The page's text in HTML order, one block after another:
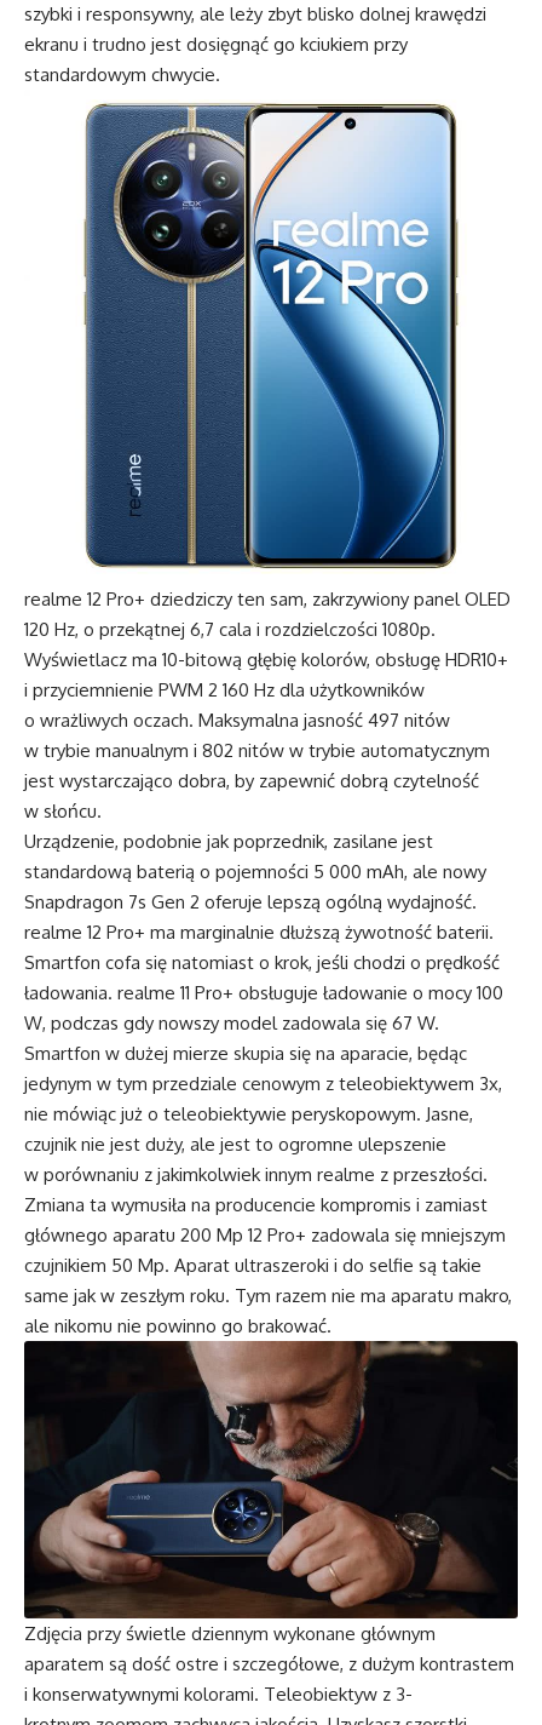
szybki i responsywny, ale leży zbyt blisko dolnej krawędzi
ekranu i trudno jest dosięgnąć go kciukiem przy
standardowym chwycie.
realme 12 Pro+ dziedziczy ten sam, zakrzywiony panel OLED
120 Hz, o przekątnej 6,7 cala i rozdzielczości 1080p.
Wyświetlacz ma 10-bitową głębię kolorów, obsługę HDR10+
i przyciemnienie PWM 2 160 Hz dla użytkowników
o wrażliwych oczach. Maksymalna jasność 497 nitów
w trybie manualnym i 802 nitów w trybie automatycznym
jest wystarczająco dobra, by zapewnić dobrą czytelność
w słońcu.
Urządzenie, podobnie jak poprzednik, zasilane jest
standardową baterią o pojemności 5 000 mAh, ale nowy
Snapdragon 7s Gen 2 oferuje lepszą ogólną wydajność.
realme 12 Pro+ ma marginalnie dłuższą żywotność baterii.
Smartfon cofa się natomiast o krok, jeśli chodzi o prędkość
ładowania. realme 11 Pro+ obsługuje ładowanie o mocy 100
W, podczas gdy nowszy model zadowala się 67 W.
Smartfon w dużej mierze skupia się na aparacie, będąc
jedynym w tym przedziale cenowym z teleobiektywem 3x,
nie mówiąc już o teleobiektywie peryskopowym. Jasne,
czujnik nie jest duży, ale jest to ogromne ulepszenie
w porównaniu z jakimkolwiek innym realme z przeszłości.
Zmiana ta wymusiła na producencie kompromis i zamiast
głównego aparatu 200 Mp 12 Pro+ zadowala się mniejszym
czujnikiem 50 Mp. Aparat ultraszeroki i do selfie są takie
same jak w zeszłym roku. Tym razem nie ma aparatu makro,
ale nikomu nie powinno go brakować.
Zdjęcia przy świetle dziennym wykonane głównym
aparatem są dość ostre i szczegółowe, z dużym kontrastem
i konserwatywnymi kolorami. Teleobiektyw z 3-